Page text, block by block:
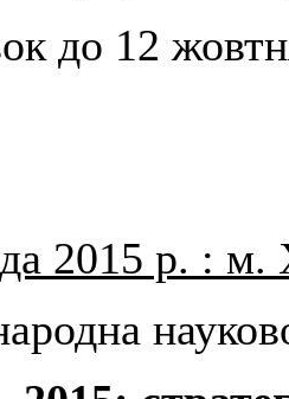
до 12
2015 р. : м.